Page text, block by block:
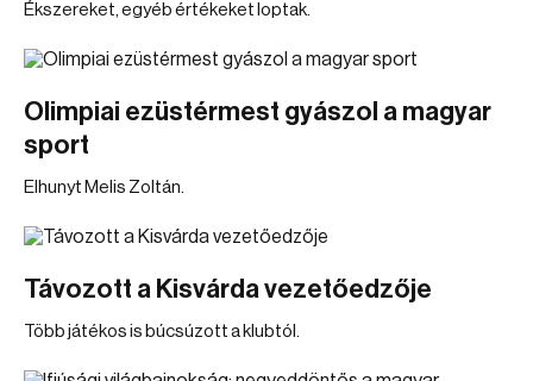
Ékszereket, egyéb értékeket loptak.
Olimpiai ezüstérmest gyászol a magyar
sport
Elhunyt Melis Zoltán.
Távozott a Kisvárda vezetőedzője
Több játékos is búcsúzott a klubtól.